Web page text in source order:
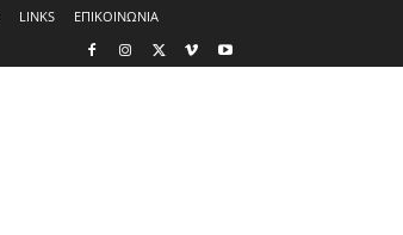
LINKS ΕΠΙΚΟΙΝΩΝΙΑ